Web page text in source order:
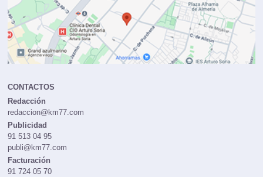
CONTACTOS
Redacción
redaccion@km77.com
Publicidad
91 513 04 95
publi@km77.com
Facturación
91 724 05 70